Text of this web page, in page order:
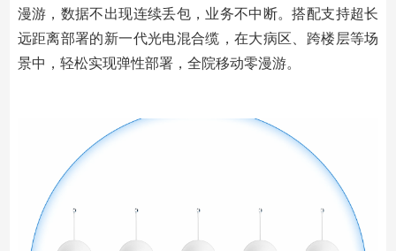
漫游，数据不出现连续丢包，业务不中断。搭配支持超长
远距离部署的新一代光电混合缆，在大病区、跨楼层等场
景中，轻松实现弹性部署，全院移动零漫游。